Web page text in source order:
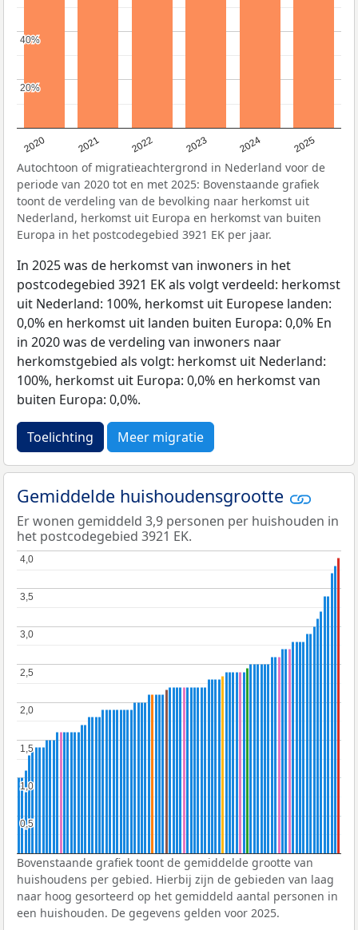
2020 2021 2022 2023 2024 2025
20%
20%
40%
40%
Autochtoon of migratieachtergrond in Nederland voor de
periode van 2020 tot en met 2025: Bovenstaande grafiek
toont de verdeling van de bevolking naar herkomst uit
Nederland, herkomst uit Europa en herkomst van buiten
Europa in het postcodegebied 3921 EK per jaar.
In 2025 was de herkomst van inwoners in het
postcodegebied 3921 EK als volgt verdeeld: herkomst
uit Nederland: 100%, herkomst uit Europese landen:
0,0% en herkomst uit landen buiten Europa: 0,0% En
in 2020 was de verdeling van inwoners naar
herkomstgebied als volgt: herkomst uit Nederland:
100%, herkomst uit Europa: 0,0% en herkomst van
buiten Europa: 0,0%.
Toelichting Meer migratie
Gemiddelde huishoudensgrootte
Er wonen gemiddeld 3,9 personen per huishouden in
het postcodegebied 3921 EK.
0,5
0,5
1,0
1,0
1,5
1,5
2,0
2,0
2,5
2,5
3,0
3,0
3,5
3,5
4,0
4,0
Bovenstaande grafiek toont de gemiddelde grootte van
huishoudens per gebied. Hierbij zijn de gebieden van laag
naar hoog gesorteerd op het gemiddeld aantal personen in
een huishouden. De gegevens gelden voor 2025.